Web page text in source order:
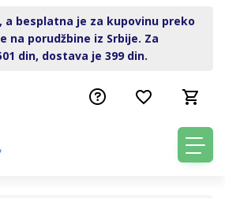
a besplatna je za kupovinu preko
na porudžbine iz Srbije. Za
din, dostava je 399 din.